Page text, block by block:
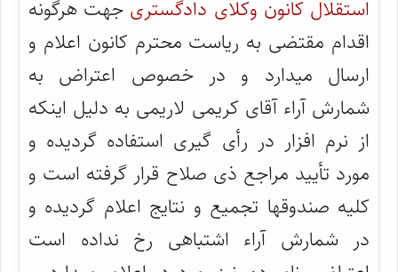
استقلال کانون وکلای دادگستری جهت هرگونه
اقدام مقتضی به ریاست محترم کانون اعلام و
ارسال میدارد و در خصوص اعتراض به
شمارش آراء آقای کریمی لاریمی به دلیل اینکه
از نرم افزار در رأی گیری استفاده گردیده و
مورد تأیید مراجع ذی صلاح قرار گرفته است و
کلیه صندوقها تجمیع و نتایج اعلام گردیده و
در شمارش آراء اشتباهی رخ نداده است